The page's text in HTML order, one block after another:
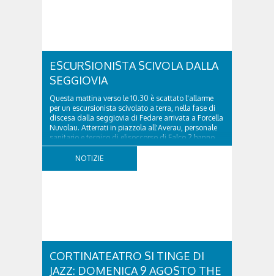
ESCURSIONISTA SCIVOLA DALLA
SEGGIOVIA
Questa mattina verso le 10.30 è scattato l'allarme
per un escursionista scivolato a terra, nella fase di
discesa dalla seggiovia di Fedare arrivata a Forcella
Nuvolau. Atterrati in piazzola all'Averau, personale
sanitario e tecnico di elisoccorso di Falco 2 hanno
raggiunto il 74enne di Teolo...
NOTIZIE
CORTINATEATRO SI TINGE DI
JAZZ: DOMENICA 9 AGOSTO THE